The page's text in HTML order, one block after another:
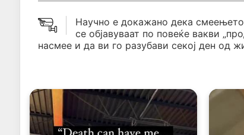
Научно е докажано дека
се објавуваат по повеќе вакви
насмее и да ви го разубави секој ден од